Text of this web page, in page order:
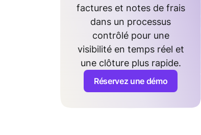
factures et notes de frais
dans un processus
contrôlé pour une
visibilité en temps réel et
une clôture plus rapide.
Réservez une démo